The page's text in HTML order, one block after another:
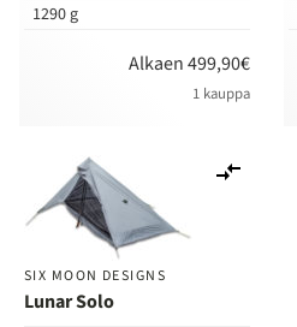
1290 g
Alkaen 499,90€
1 kauppa
SIX MOON DESIGNS
Lunar Solo